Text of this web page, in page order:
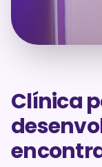
Clínica